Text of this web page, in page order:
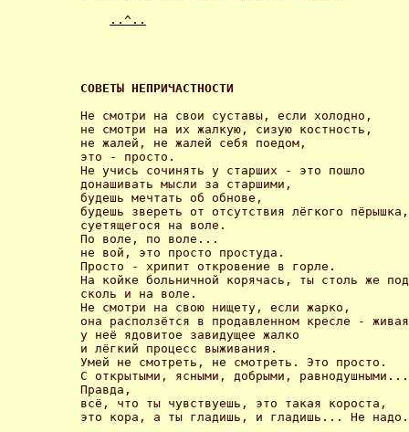
..^..
СОВЕТЫ НЕПРИЧАСТНОСТИ
Не смотри на свои суставы, если холодно,
не смотри на их жалкую, сизую костность,
не жалей, не жалей себя поедом,
это - просто.
Не учись сочинять у старших - это пошло
донашивать мысли за старшими,
будешь мечтать об обнове,
будешь звереть от отсутствия лёгкого пёрышка,
суетящегося на воле.
По воле, по воле...
не вой, это просто простуда.
Просто - хрипит откровение в горле.
На койке больничной корячась, ты столь же
сколь и на воле.
Не смотри на свою нищету, если жарко,
она расползётся в продавленном кресле -
у неё ядовитое завидущее жалко
и лёгкий процесс выживания.
Умей не смотреть, не смотреть. Это просто.
С открытыми, ясными, добрыми, равнодушными...
Правда,
всё, что ты чувствуешь, это такая короста,
это кора, а ты гладишь, и гладишь... Не